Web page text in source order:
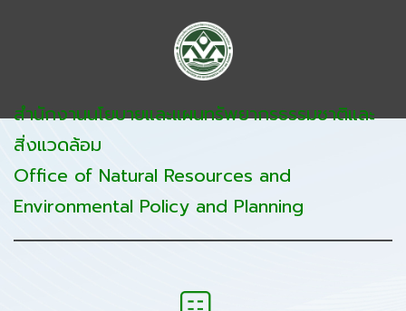
สำนักงานนโยบายและแผนทรัพยากรธรรมชาติและ
สิ่งแวดล้อม
Office of Natural Resources and
Environmental Policy and Planning